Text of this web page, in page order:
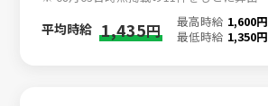
平均時給 1,435円 最高時給 1,600円
最低時給 1,350円